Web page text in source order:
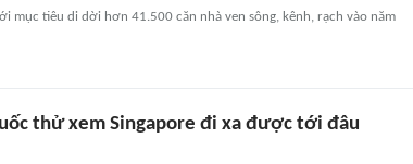
mục tiêu di dời hơn 41.500 căn nhà ven sông, kênh, rạch vào năm
thử xem Singapore đi xa được tới đâu